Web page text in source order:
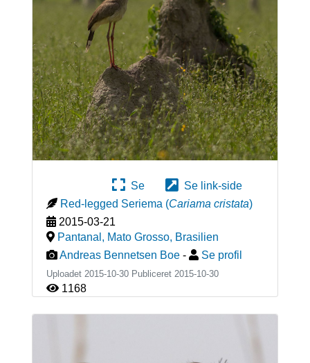
Se
Se link-side
Red-legged Seriema (Cariama cristata)
2015-03-21
Pantanal, Mato Grosso, Brasilien
Andreas Bennetsen Boe - Se profil
Uploadet 2015-10-30 Publiceret 2015-10-30
1168